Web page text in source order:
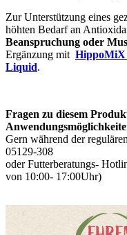
Zur Unterstützung eines
höhten Bedarf an
Beanspruchung oder
Ergänzung mit HippoMiX
Liquid.
Fragen zu diesem
Gern während der
05129-308
oder Futterberatungs-
von 10:00- 17:00Uhr)